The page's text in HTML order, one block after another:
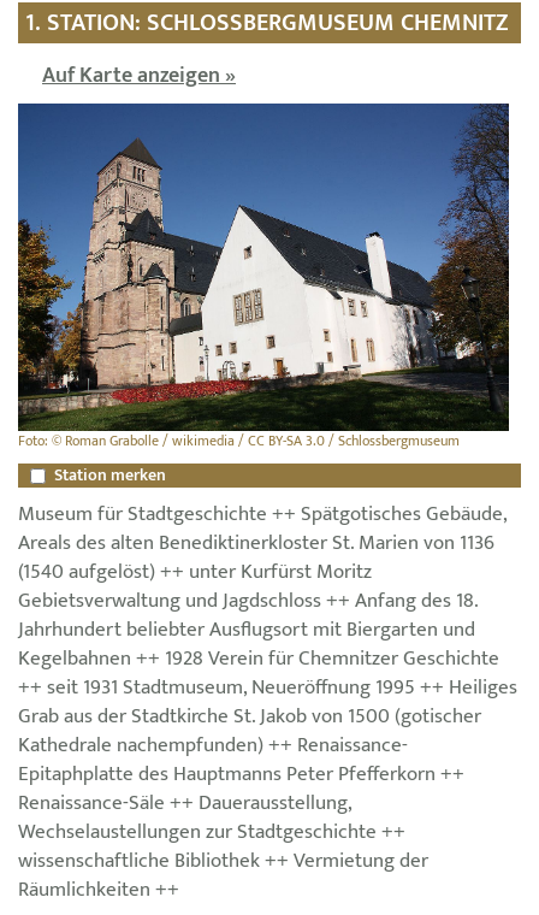
1. STATION: SCHLOSSBERGMUSEUM CHEMNITZ
Auf Karte anzeigen »
Foto: © Roman Grabolle / wikimedia / CC BY-SA 3.0 / Schlossbergmuseum
Station merken
Museum für Stadtgeschichte ++ Spätgotisches Gebäude,
Areals des alten Benediktinerkloster St. Marien von 1136
(1540 aufgelöst) ++ unter Kurfürst Moritz
Gebietsverwaltung und Jagdschloss ++ Anfang des 18.
Jahrhundert beliebter Ausflugsort mit Biergarten und
Kegelbahnen ++ 1928 Verein für Chemnitzer Geschichte
++ seit 1931 Stadtmuseum, Neueröffnung 1995 ++ Heiliges
Grab aus der Stadtkirche St. Jakob von 1500 (gotischer
Kathedrale nachempfunden) ++ Renaissance-
Epitaphplatte des Hauptmanns Peter Pfefferkorn ++
Renaissance-Säle ++ Dauerausstellung,
Wechselaustellungen zur Stadtgeschichte ++
wissenschaftliche Bibliothek ++ Vermietung der
Räumlichkeiten ++